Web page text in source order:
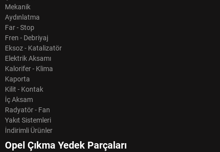
Mekanik
Aydınlatma
Far - Stop
Fren - Debriyaj
Eksoz - Katalizatör
Elektrik Aksamı
Kalorifer - Klima
Kaporta
Kilit - Kontak
İç Aksam
Radyatör - Fan
Yakıt Sistemleri
İndirimli Ürünler
Opel Çıkma Yedek Parçaları